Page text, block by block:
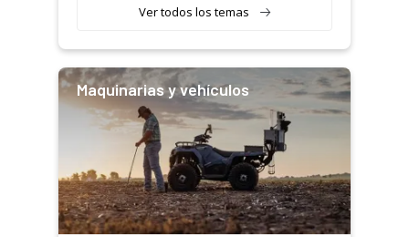
Ver todos los temas
Maquinarias y vehículos